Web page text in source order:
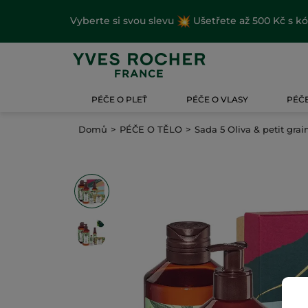
Vyberte si svou slevu Ušetřete až 500 Kč s
PÉČE O PLEŤ PÉČE O VLASY
Domů PÉČE O TĚLO Sada 5 Oliva & petit